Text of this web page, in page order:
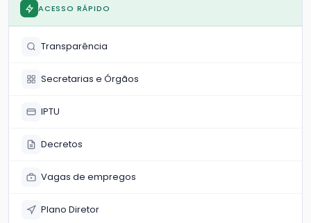
ACESSO RÁPIDO
Transparência
Secretarias e Órgãos
IPTU
Decretos
Vagas de empregos
Plano Diretor